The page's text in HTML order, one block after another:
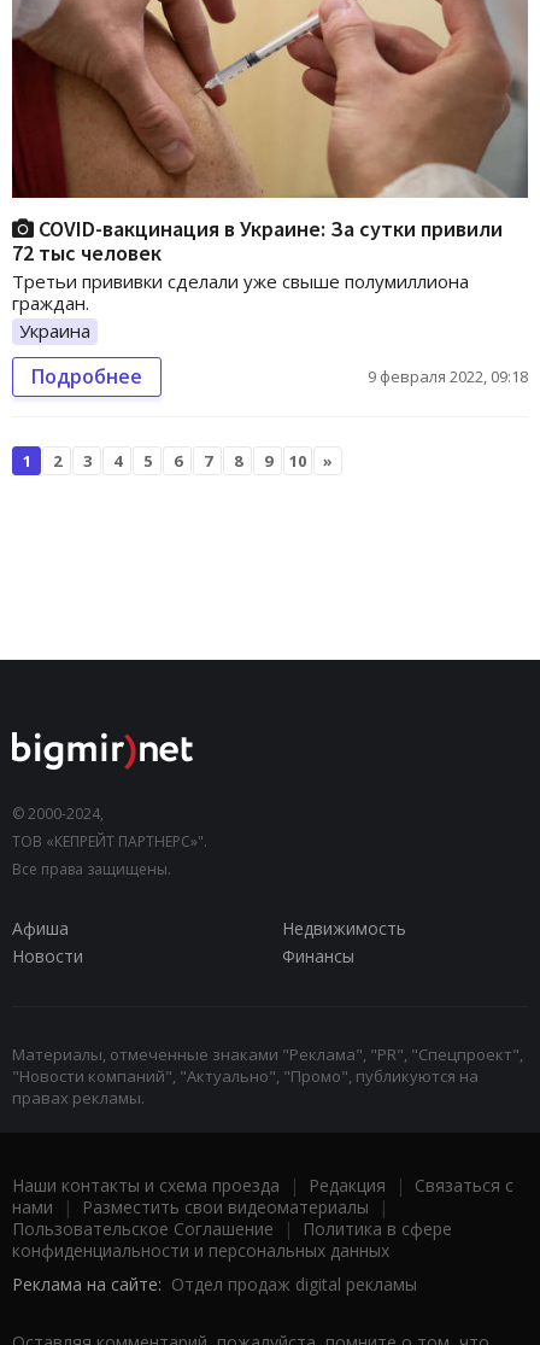
COVID-вакцинация в Украине: За сутки привили
72 тыс человек
Третьи прививки сделали уже свыше полумиллиона
граждан.
Украина
Подробнее 9 февраля 2022, 09:18
1 2 3 4 5 6 7 8 9 10 »
© 2000-2024,
ТОВ «КЕПРЕЙТ ПАРТНЕРС»".
Все права защищены.
Афиша
Недвижимость
Новости
Финансы
Материалы, отмеченные знаками "Реклама", "PR", "Спецпроект",
"Новости компаний", "Актуально", "Промо", публикуются на
правах рекламы.
Наши контакты и схема проезда | Редакция | Связаться с
нами | Разместить свои видеоматериалы |
Пользовательское Соглашение |
Политика в сфере
конфиденциальности и персональных данных
Реклама на сайте: Отдел продаж digital рекламы